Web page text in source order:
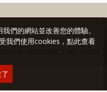
告與合作∣聯絡我們
所有 未經授權禁止轉貼或節錄
們的網站並改善您的體驗。
我們使用cookies，點此查看